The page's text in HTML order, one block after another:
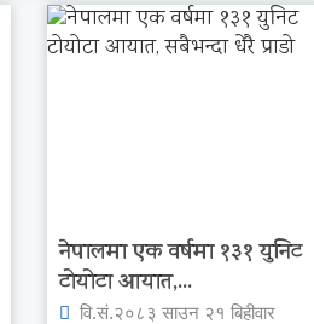
नेपालमा एक वर्षमा १३१ युनिट
टोयोटा आयात,...
वि.सं.२०८३ साउन २१ बिहीवार